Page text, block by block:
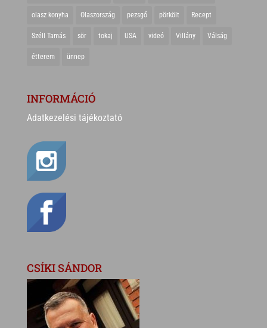
olasz konyha Olaszország pezsgő pörkölt Recept
Széll Tamás sör tokaj USA videó Villány Válság
étterem ünnep
INFORMÁCIÓ
Adatkezelési tájékoztató
CSÍKI SÁNDOR